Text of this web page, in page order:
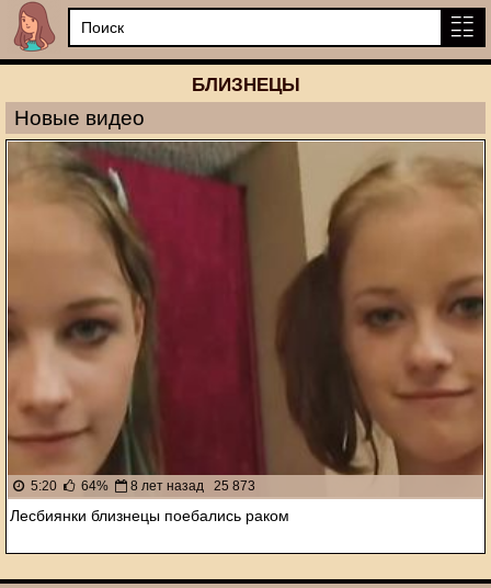
БЛИЗНЕЦЫ
Новые видео
5:20 64% 8 лет назад 25 873
Лесбиянки близнецы поебались раком